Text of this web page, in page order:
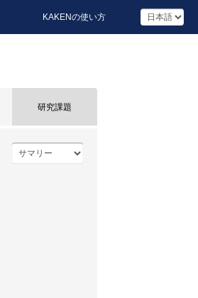
KAKENの使い方
研究課題